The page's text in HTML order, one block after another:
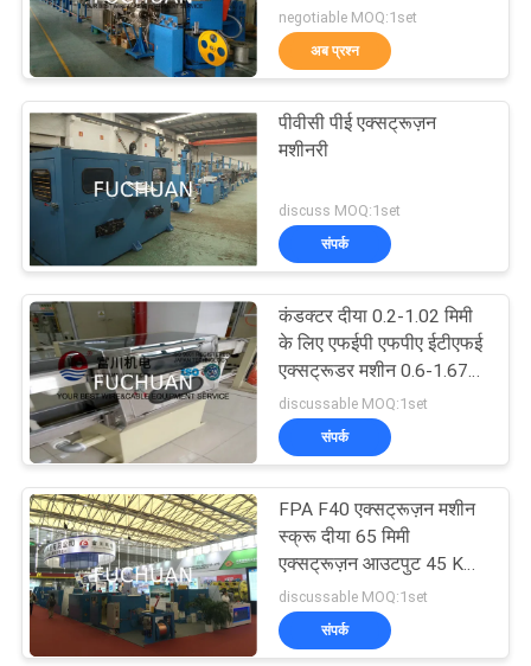
हमसे
संपर्क
करें
समाचार
मामले
साइटमैप
PRIVACY
POLICY
वायर बाउन्चिंग मशीन
कॉपर वायर घुमा मशीन
39
केबल घुमा मशीन
28
4mm
negotiable MOQ:1set
अब प्रश्न
पीवीसी पीई एक्सट्रूज़न
मशीनरी
discuss MOQ:1set
संपर्क
कंडक्टर दीया 0.2-1.02 मिमी
के लिए एफईपी एफपीए ईटीएफई
एक्सट्रूडर मशीन 0.6-1.67
मिमी समाप्त
discussable MOQ:1set
संपर्क
FPA F40 एक्सट्रूज़न मशीन
स्क्रू दीया 65 मिमी
एक्सट्रूज़न आउटपुट 45 KG /
H . के साथ
discussable MOQ:1set
संपर्क